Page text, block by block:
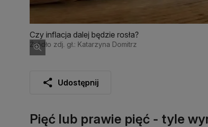
Czy inflacja dalej będzie rosła?
Źródło zdj. gł.: Katarzyna Domitrz
Udostępnij
Pięć lub prawie pięć - tyle